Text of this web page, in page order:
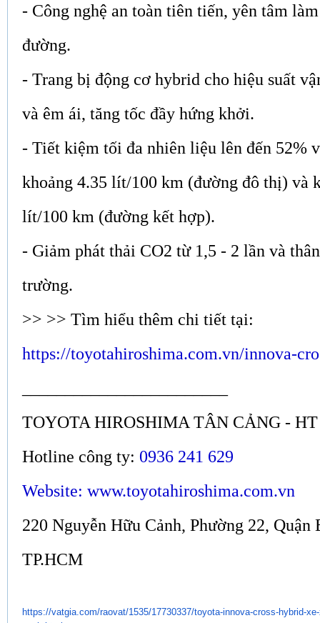
- Công nghệ an toàn tiên tiến, yên tâm
đường.
- Trang bị động cơ hybrid cho hiệu suất
và êm ái, tăng tốc đầy hứng khởi.
- Tiết kiệm tối đa nhiên liệu lên đến 52%
khoảng 4.35 lít/100 km (đường đô thị) và
lít/100 km (đường kết hợp).
- Giảm phát thải CO2 từ 1,5 - 2 lần và
trường.
>> >> Tìm hiểu thêm chi tiết tại:
https://toyotahiroshima.com.vn/innova-
TOYOTA HIROSHIMA TÂN CẢNG - HT
Hotline công ty: 0936 241 629
Website: www.toyotahiroshima.com.vn
220 Nguyễn Hữu Cảnh, Phường 22, Quận
TP.HCM
https://vatgia.com/raovat/1535/17730337/toyota-innova-cross-hybrid-